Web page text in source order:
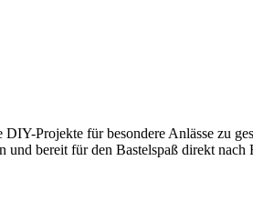
Projekte für besondere Anlässe zu
bereit für den Bastelspaß direkt nach